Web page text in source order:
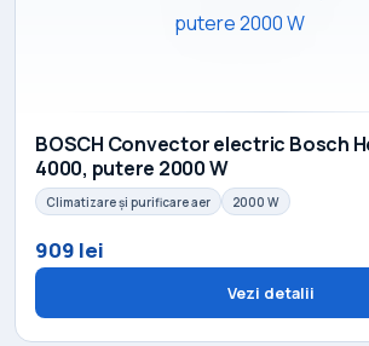
BOSCH Convector electric Bosch
4000, putere 2000 W
Climatizare și purificare aer 2000 W
909 lei
Vezi detalii